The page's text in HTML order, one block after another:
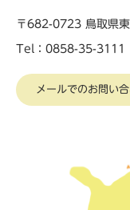
〒682-0723 鳥取県
Tel：0858-35-3111
メールでのお問い